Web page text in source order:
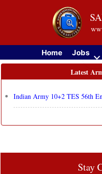
Home Jobs
Latest
Indian Army 10+2 TES 56th
Stay